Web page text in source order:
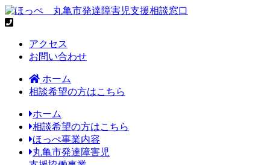
アクセス
お問い合わせ
ホーム
相談希望の方はこちら
ホーム
相談希望の方はこちら
ほっぺ事業内容
丸亀市発達障害児